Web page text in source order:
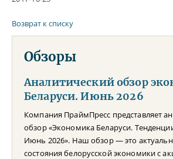
Возврат к списку
Обзоры
Аналитический обзор
Беларуси. Июнь 2026
Компания ПраймПресс представляет
обзор «Экономика Беларуси.
Июнь 2026». Наш обзор — это
состояния белорусской экономики с